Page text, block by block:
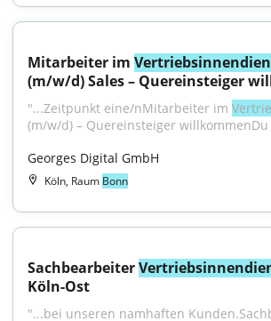
Mitarbeiter im
(m/w/d) Sales – Quereinsteiger
"...Zeitpunkt eine/nMitarbeiter im
(m/w/d) – Quereinsteiger
Georges Digital GmbH
Köln, Raum Bonn
Sachbearbeiter
Köln-Ost